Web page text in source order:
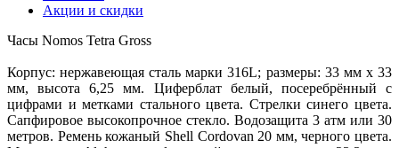
Акции и скидки
Часы Nomos Tetra Gross
Корпус: нержавеющая сталь марки 316L; размеры: 33 мм x 33
мм, высота 6,25 мм. Циферблат белый, посеребрённый с
цифрами и метками стального цвета. Стрелки синего цвета.
Сапфировое высокопрочное стекло. Водозащита 3 атм или 30
метров. Ремень кожаный Shell Cordovan 20 мм, черного цвета.